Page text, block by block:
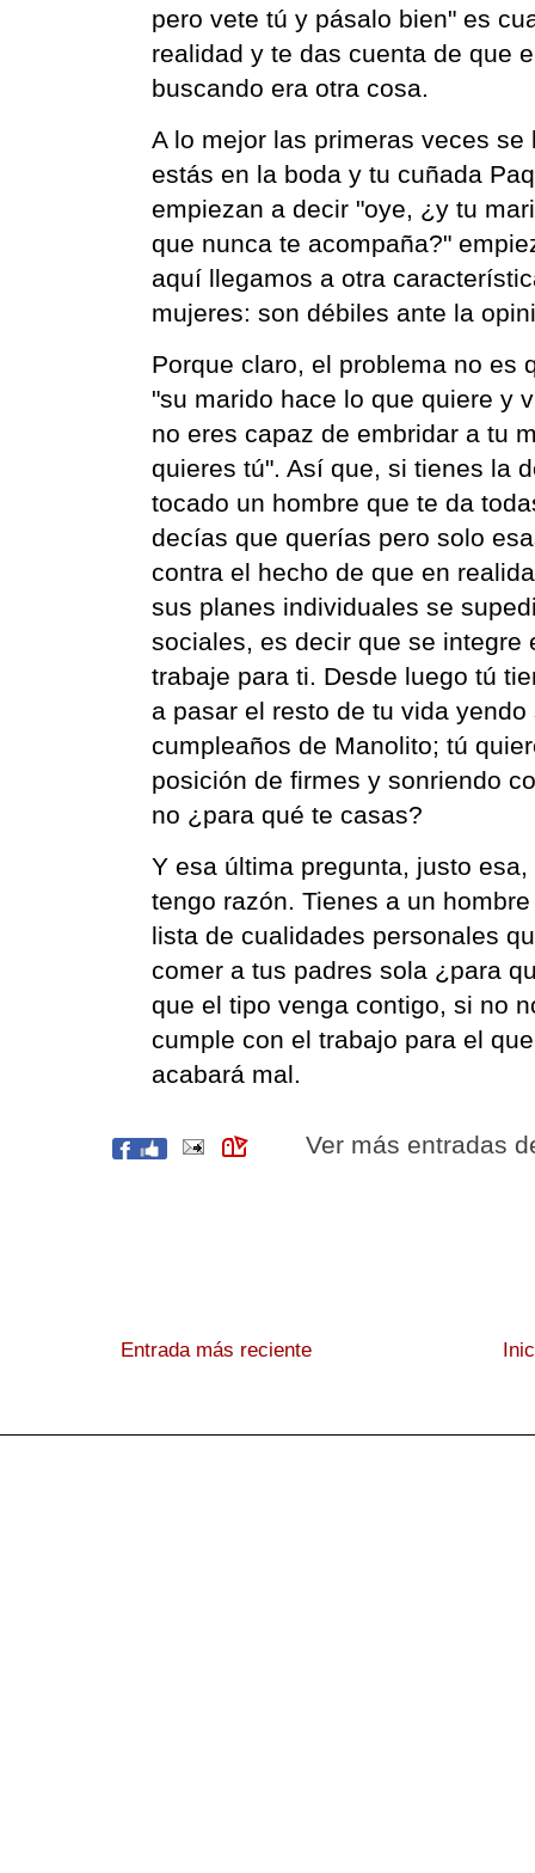
pero vete tú y pásalo bien" es
realidad y te das cuenta de que
buscando era otra cosa.
A lo mejor las primeras veces
estás en la boda y tu cuñada
empiezan a decir "oye, ¿y tu
que nunca te acompaña?"
aquí llegamos a otra
mujeres: son débiles ante la
Porque claro, el problema no es
"su marido hace lo que quiere y
no eres capaz de embridar a tu
quieres tú". Así que, si tienes la
tocado un hombre que te da
decías que querías pero solo
contra el hecho de que en
sus planes individuales se
sociales, es decir que se integre
trabaje para ti. Desde luego tú
a pasar el resto de tu vida
cumpleaños de Manolito; tú
posición de firmes y sonriendo
no ¿para qué te casas?
Y esa última pregunta, justo
tengo razón. Tienes a un
lista de cualidades personales
comer a tus padres sola ¿para
que el tipo venga contigo, si no
cumple con el trabajo para el
acabará mal.
Ver más entradas
Entrada más reciente